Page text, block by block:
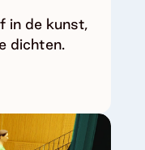
in de kunst,
dichten.